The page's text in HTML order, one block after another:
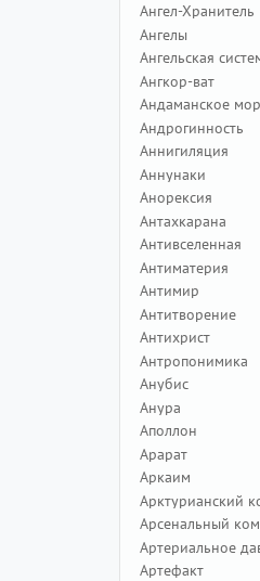
Ангел-Хранитель
Ангелы
Ангельская
Ангкор-ват
Андаманское
Андрогинность
Аннигиляция
Аннунаки
Анорексия
Антахкарана
Антивселенная
Антиматерия
Антимир
Антитворение
Антихрист
Антропонимика
Анубис
Анура
Аполлон
Арарат
Аркаим
Арктурианский
Артериальное
Артефакт